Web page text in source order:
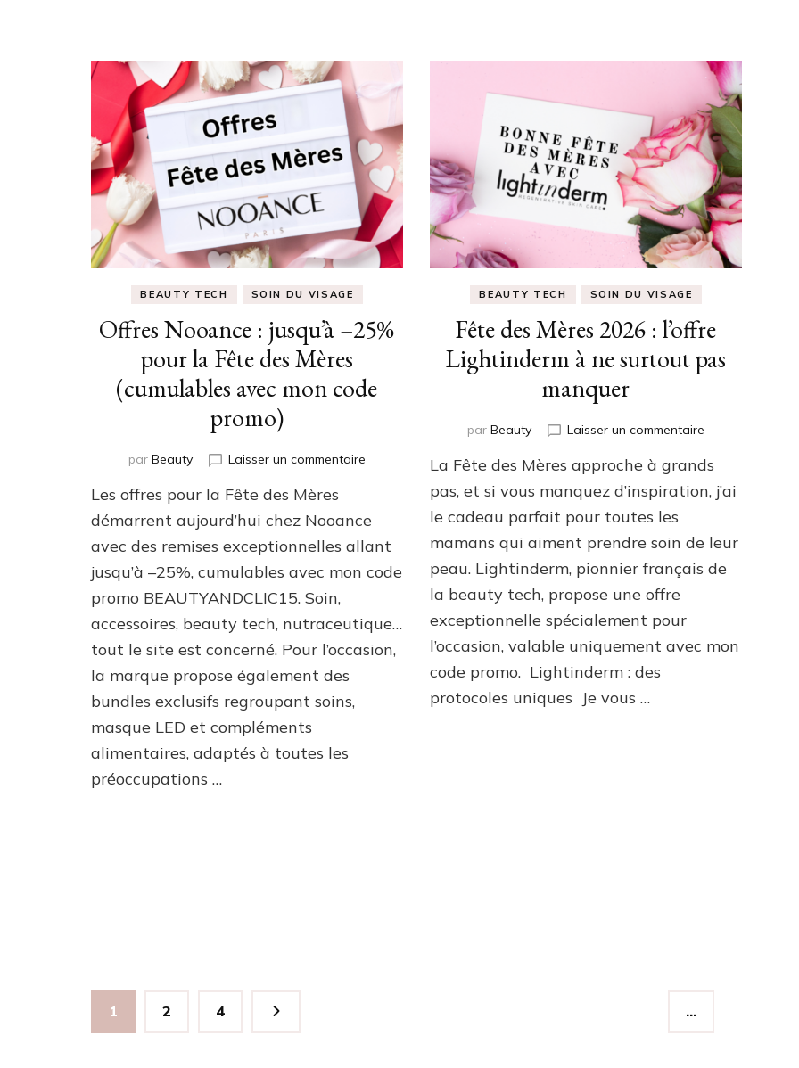
BEAUTY TECH SOIN DU VISAGE
Offres Nooance : jusqu’à –25%
pour la Fête des Mères
(cumulables avec mon code
promo)
par Beauty Laisser un commentairesur
:
–
25%
Fête
des
(cumulables
Les offres pour la Fête des Mères
démarrent aujourd’hui chez Nooance
avec des remises exceptionnelles allant
jusqu’à –25%, cumulables avec mon code
promo BEAUTYANDCLIC15. Soin,
accessoires, beauty tech, nutraceutique…
tout le site est concerné. Pour l’occasion,
la marque propose également des
bundles exclusifs regroupant soins,
masque LED et compléments
alimentaires, adaptés à toutes les
préoccupations …
BEAUTY TECH SOIN DU VISAGE
Fête des Mères 2026 : l’offre
Lightinderm à ne surtout pas
manquer
par Beauty Laisser un commentairesur
des
Mères
2026
l’offre
Lightinderm
à
manquer
La Fête des Mères approche à grands
pas, et si vous manquez d’inspiration, j’ai
le cadeau parfait pour toutes les
mamans qui aiment prendre soin de leur
peau. Lightinderm, pionnier français de
la beauty tech, propose une offre
exceptionnelle spécialement pour
l’occasion, valable uniquement avec mon
code promo. Lightinderm : des
protocoles uniques Je vous …
Pagination
des
Page
1 Page
2 …
Page
4